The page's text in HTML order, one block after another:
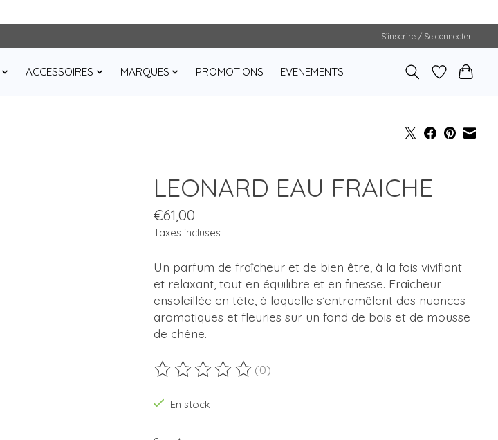
S’inscrire / Se connecter
ACCESSOIRES MARQUES PROMOTIONS EVENEMENTS
LEONARD EAU FRAICHE
€61,00
Taxes incluses
Un parfum de fraîcheur et de bien être, à la fois vivifiant
et relaxant, tout en équilibre et en finesse. Fraîcheur
ensoleillée en tête, à laquelle s’entremêlent des nuances
aromatiques et fleuries sur un fond de bois et de mousse
de chêne.
Ce produit est évalué à
(0)
En stock